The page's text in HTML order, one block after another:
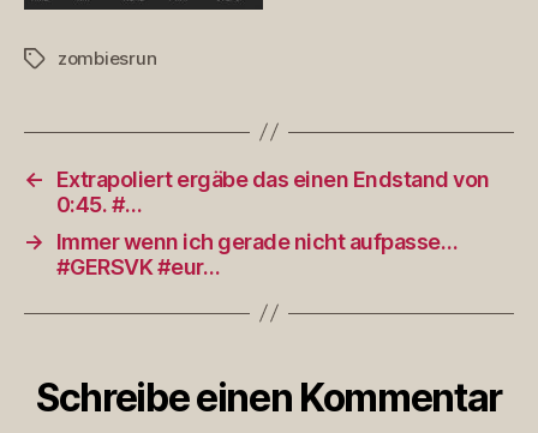
Schlagwörter
zombiesrun
←
Extrapoliert ergäbe das einen Endstand von
0:45. #…
→
Immer wenn ich gerade nicht aufpasse…
#GERSVK #eur…
Schreibe einen Kommentar